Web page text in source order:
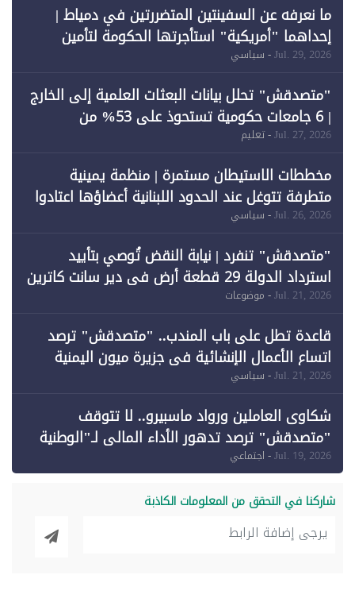
ما نعرفه عن السفينتين المتضررتين في دمياط |
إحداهما "أمريكية" استأجرتها الحكومة لتأمين
احتياجات الطاقة
Jul. 29, 2026- سياسي
"متصدقش" تحلل بيانات البعثات العلمية إلى الخارج
| 6 جامعات حكومية تستحوذ على 53% من
Jul. 27, 2026- تعليم
مخططات الاستيطان مستمرة | منظمة يمينية
متطرفة تتوغل عند الحدود اللبنانية أعضاؤها اعتادوا
خرق الحدود
Jul. 26, 2026- سياسي
"متصدقش" تنفرد | نيابة النقض تُوصي بتأييد
استرداد الدولة 29 قطعة أرض في دير سانت كاترين
وقبول طعن الحكومة جزئيًا (1)
Jul. 21, 2026- موضوعات
قاعدة تطل على باب المندب.. "متصدقش" ترصد
اتساع الأعمال الإنشائية في جزيرة ميون اليمنية
Jul. 21, 2026- سياسي
شكاوى العاملين ورواد ماسبيرو.. لا تتوقف
"متصدقش" ترصد تدهور الأداء المالي لـ"الوطنية
للإعلام"
Jul. 19, 2026- اجتماعي
شاركنا في التحقق من المعلومات الكاذبة